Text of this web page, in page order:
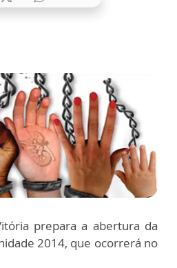
prepara a abertura da
2014, que ocorrerá no